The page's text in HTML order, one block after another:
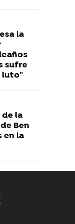
la
sufre
luto"
de la
Ben
en la